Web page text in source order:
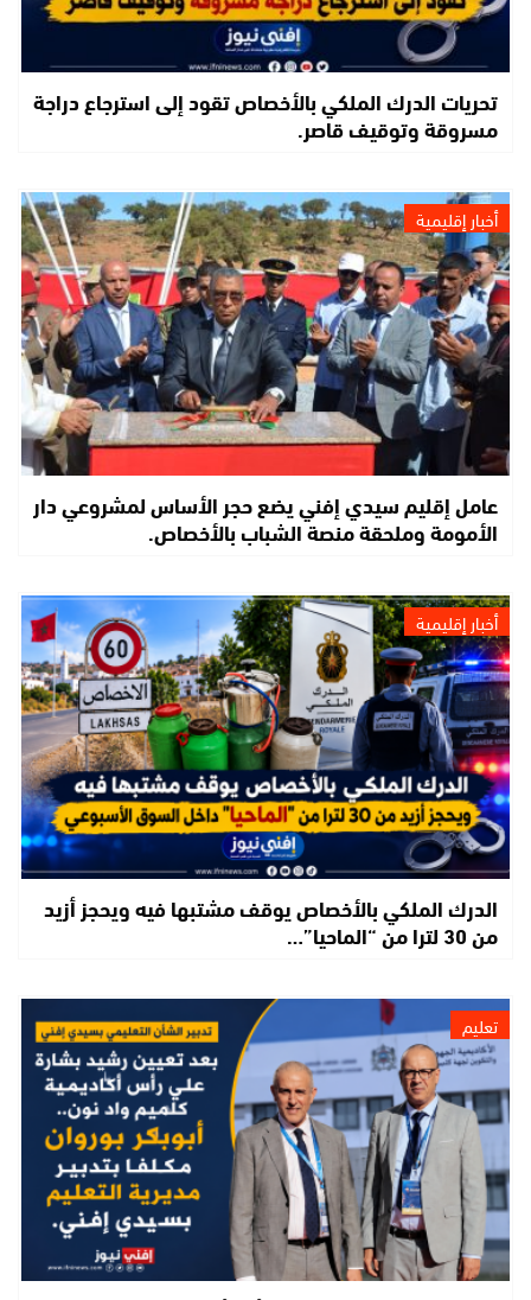
تحريات الدرك الملكي بالأخصاص تقود إلى استرجاع دراجة
مسروقة وتوقيف قاصر.
أخبار إقليمية
عامل إقليم سيدي إفني يضع حجر الأساس لمشروعي دار
الأمومة وملحقة منصة الشباب بالأخصاص.
أخبار إقليمية
الدرك الملكي بالأخصاص يوقف مشتبها فيه ويحجز أزيد
من 30 لترا من “الماحيا”…
تعليم